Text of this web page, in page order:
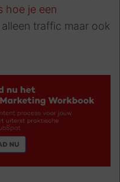
hoe je een
traffic maar ook